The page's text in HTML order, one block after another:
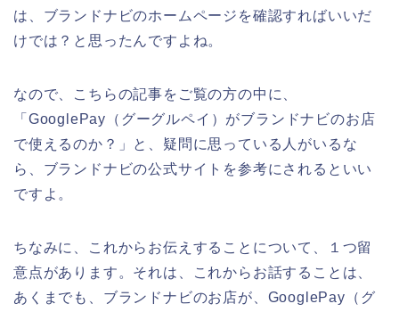
は、ブランドナビのホームページを確認すればいいだ
けでは？と思ったんですよね。
なので、こちらの記事をご覧の方の中に、
「GooglePay（グーグルペイ）がブランドナビのお店
で使えるのか？」と、疑問に思っている人がいるな
ら、ブランドナビの公式サイトを参考にされるといい
ですよ。
ちなみに、これからお伝えすることについて、１つ留
意点があります。それは、これからお話することは、
あくまでも、ブランドナビのお店が、GooglePay（グ